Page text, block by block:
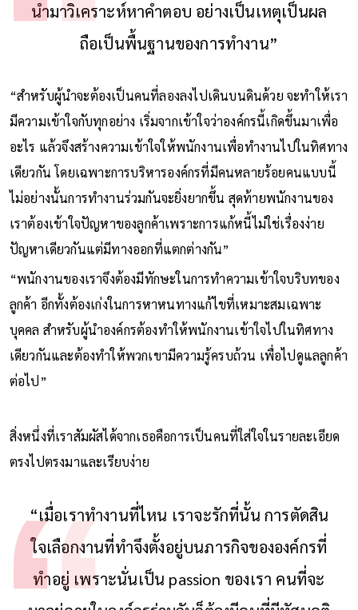
นำมาวิเคราะห์หาคำตอบ อย่างเป็นเหตุเป็นผล
ถือเป็นพื้นฐานของการทำงาน”
“สำหรับผู้นำจะต้องเป็นคนที่ลองลงไปเดินบนดินด้วย จะทำให้เรา
มีความเข้าใจกับทุกอย่าง เริ่มจากเข้าใจว่าองค์กรนี้เกิดขึ้นมาเพื่อ
อะไร แล้วจึงสร้างความเข้าใจให้พนักงานเพื่อทำงานไปในทิศทาง
เดียวกัน โดยเฉพาะการบริหารองค์กรที่มีคนหลายร้อยคนแบบนี้
ไม่อย่างนั้นการทำงานร่วมกันจะยิ่งยากขึ้น สุดท้ายพนักงานของ
เราต้องเข้าใจปัญหาของลูกค้าเพราะการแก้หนี้ไม่ใช่เรื่องง่าย
ปัญหาเดียวกันแต่มีทางออกที่แตกต่างกัน”
“พนักงานของเราจึงต้องมีทักษะในการทำความเข้าใจบริบทของ
ลูกค้า อีกทั้งต้องเก่งในการหาหนทางแก้ไขที่เหมาะสมเฉพาะ
บุคคล สำหรับผู้นำองค์กรต้องทำให้พนักงานเข้าใจไปในทิศทาง
เดียวกันและต้องทำให้พวกเขามีความรู้ครบถ้วน เพื่อไปดูแลลูกค้า
ต่อไป”
สิ่งหนึ่งที่เราสัมผัสได้จากเธอคือการเป็นคนที่ใส่ใจในรายละเอียด
ตรงไปตรงมาและเรียบง่าย
“เมื่อเราทำงานที่ไหน เราจะรักที่นั้น การตัดสิน
ใจเลือกงานที่ทำจึงตั้งอยู่บนภารกิจขององค์กรที่
ทำอยู่ เพราะนั่นเป็น passion ของเรา คนที่จะ